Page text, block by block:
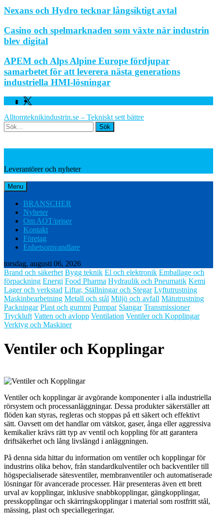
Nexans och Hydro tecknar långsiktigt avtal
Casino och spelmarknaden som växte när industrin
blev digital
APEM och Alps Alpine Europe fördjupar
samarbetet för att leverera nästa generations
industriella HMI-lösningar
Facebook
Twitter
Alltomteknikindustrin.se – Tekniskt sett bättre
Search
Leverantörer och nyheter
Menu
BRANSCHER
Nyheter
Om AOT/priser
Kontakt
Företag
Enhetsomvandlare
torsdag, augusti 06, 2026
Brand och säkerhet Bygg teknik El och elektronik Emballage och
förpackning Energi Food Pharma Hydraulik och Pneumatik Kemi
Lager och verkstad Liftar, Ställningar och Stegar Lyftutrustning
Maskinbearbetning Metall och stål Miljö och avfall Mätutrustning
Packningar Plast och gummi Pumpar Slangar Transmissioner
Tryckluft Vatten och avlopp Ventilation Ventiler och Kopplingar
Verktyg och Maskiner
Ventiler och Kopplingar
Ventiler och kopplingar är avgörande komponenter i alla industriella
rörsystem och processanläggningar. Dessa produkter säkerställer att
flöden kan styras, regleras och stoppas på ett säkert och effektivt
sätt. Oavsett om det handlar om vätskor, gaser, ånga eller aggressiva
kemikalier krävs rätt typ av ventil och koppling för att garantera
driftsäkerhet och lång livslängd i anläggningen.
På denna sida hittar du information om ventiler och kopplingar för
industrins olika behov, från standardkulventiler och backventiler till
högspecialiserade sätesventiler, membranventiler och automatiserade
lösningar för avancerade processer. Här presenteras även ett brett
urval av kopplingar, inklusive snabbkopplingar, gängkopplingar,
presskopplingar och skärringskopplingar i material som rostfritt stål,
mässing, plast och speciallegeringar.